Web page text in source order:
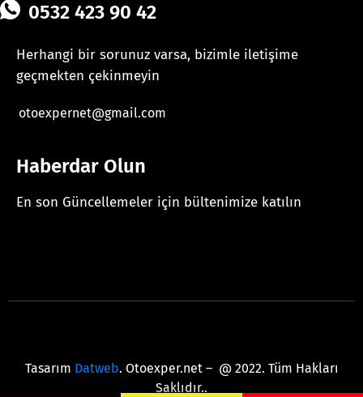
0532 423 90 42
Herhangi bir sorunuz varsa, bizimle iletişime
geçmekten çekinmeyin
otoexpernet@gmail.com
Haberdar Olun
En son Güncellemeler için bültenimize katılın
Tasarım Datweb. Otoexper.net – @ 2022. Tüm Hakları
Saklıdır..